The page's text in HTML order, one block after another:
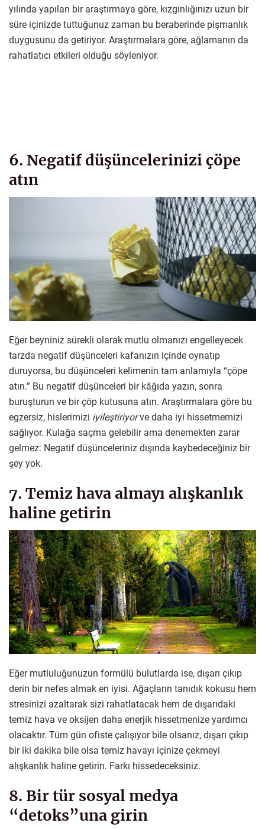
yılında yapılan bir araştırmaya göre, kızgınlığınızı uzun bir
süre içinizde tuttuğunuz zaman bu beraberinde pişmanlık
duygusunu da getiriyor. Araştırmalara göre, ağlamanın da
rahatlatıcı etkileri olduğu söyleniyor.
6. Negatif düşüncelerinizi çöpe
atın
Eğer beyniniz sürekli olarak mutlu olmanızı engelleyecek
tarzda negatif düşünceleri kafanızın içinde oynatıp
duruyorsa, bu düşünceleri kelimenin tam anlamıyla “çöpe
atın.” Bu negatif düşünceleri bir kâğıda yazın, sonra
buruşturun ve bir çöp kutusuna atın. Araştırmalara göre bu
egzersiz, hislerimizi iyileştiriyorve daha iyi hissetmemizi
sağlıyor. Kulağa saçma gelebilir ama denemekten zarar
gelmez: Negatif düşünceleriniz dışında kaybedeceğiniz bir
şey yok.
7. Temiz hava almayı alışkanlık
haline getirin
Eğer mutluluğunuzun formülü bulutlarda ise, dışarı çıkıp
derin bir nefes almak en iyisi. Ağaçların tanıdık kokusu hem
stresinizi azaltarak sizi rahatlatacak hem de dışarıdaki
temiz hava ve oksijen daha enerjik hissetmenize yardımcı
olacaktır. Tüm gün ofiste çalışıyor bile olsanız, dışarı çıkıp
bir iki dakika bile olsa temiz havayı içinize çekmeyi
alışkanlık haline getirin. Farkı hissedeceksiniz.
8. Bir tür sosyal medya
“detoks”una girin